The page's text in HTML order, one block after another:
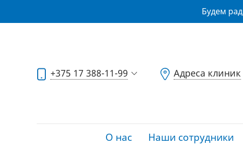
Будем
+375 17 388-11-99 Адреса клиник
О нас Наши сотрудники